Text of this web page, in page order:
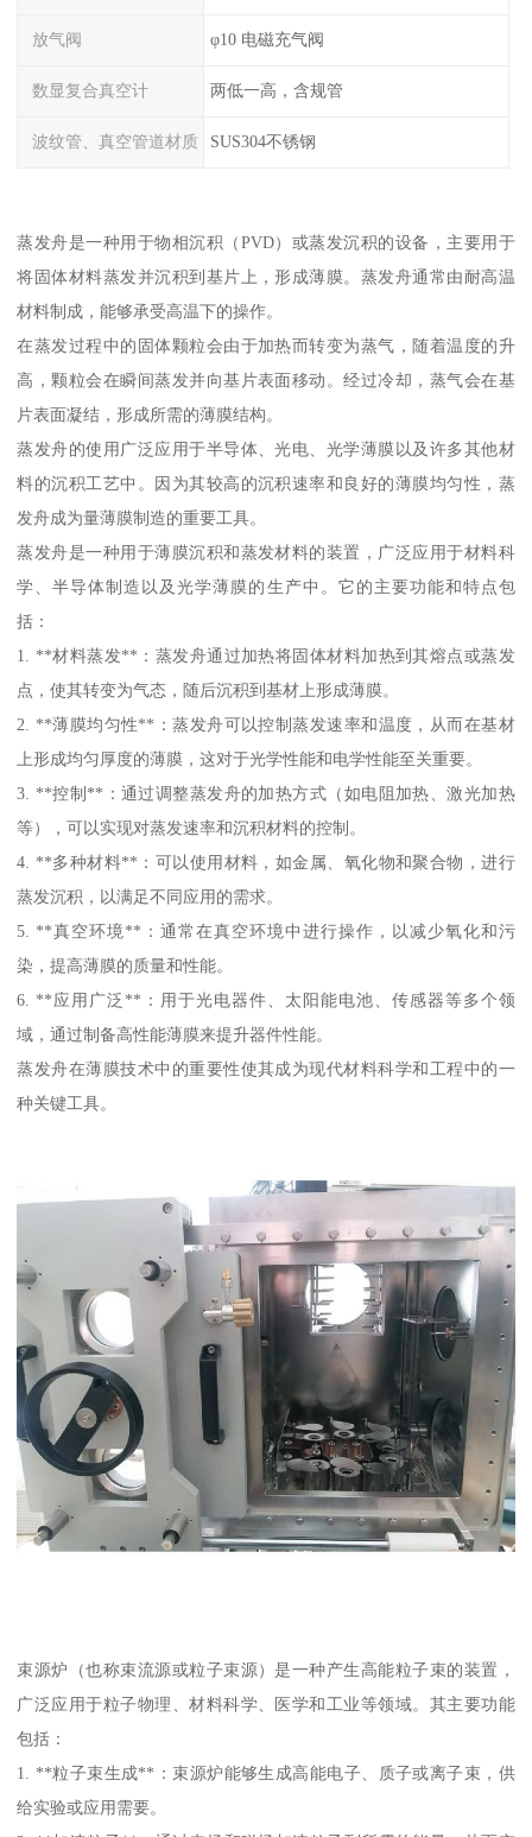
放气阀 φ10 电磁充气阀
数显复合真空计 两低一高，含规管
波纹管、真空管道材质 SUS304不锈钢
蒸发舟是一种用于物相沉积（PVD）或蒸发沉积的设备，主要用于
将固体材料蒸发并沉积到基片上，形成薄膜。蒸发舟通常由耐高温
材料制成，能够承受高温下的操作。
在蒸发过程中的固体颗粒会由于加热而转变为蒸气，随着温度的升
高，颗粒会在瞬间蒸发并向基片表面移动。经过冷却，蒸气会在基
片表面凝结，形成所需的薄膜结构。
蒸发舟的使用广泛应用于半导体、光电、光学薄膜以及许多其他材
料的沉积工艺中。因为其较高的沉积速率和良好的薄膜均匀性，蒸
发舟成为量薄膜制造的重要工具。
蒸发舟是一种用于薄膜沉积和蒸发材料的装置，广泛应用于材料科
学、半导体制造以及光学薄膜的生产中。它的主要功能和特点包
括：
1. **材料蒸发**：蒸发舟通过加热将固体材料加热到其熔点或蒸发
点，使其转变为气态，随后沉积到基材上形成薄膜。
2. **薄膜均匀性**：蒸发舟可以控制蒸发速率和温度，从而在基材
上形成均匀厚度的薄膜，这对于光学性能和电学性能至关重要。
3. **控制**：通过调整蒸发舟的加热方式（如电阻加热、激光加热
等），可以实现对蒸发速率和沉积材料的控制。
4. **多种材料**：可以使用材料，如金属、氧化物和聚合物，进行
蒸发沉积，以满足不同应用的需求。
5. **真空环境**：通常在真空环境中进行操作，以减少氧化和污
染，提高薄膜的质量和性能。
6. **应用广泛**：用于光电器件、太阳能电池、传感器等多个领
域，通过制备高性能薄膜来提升器件性能。
蒸发舟在薄膜技术中的重要性使其成为现代材料科学和工程中的一
种关键工具。
束源炉（也称束流源或粒子束源）是一种产生高能粒子束的装置，
广泛应用于粒子物理、材料科学、医学和工业等领域。其主要功能
包括：
1. **粒子束生成**：束源炉能够生成高能电子、质子或离子束，供
给实验或应用需要。